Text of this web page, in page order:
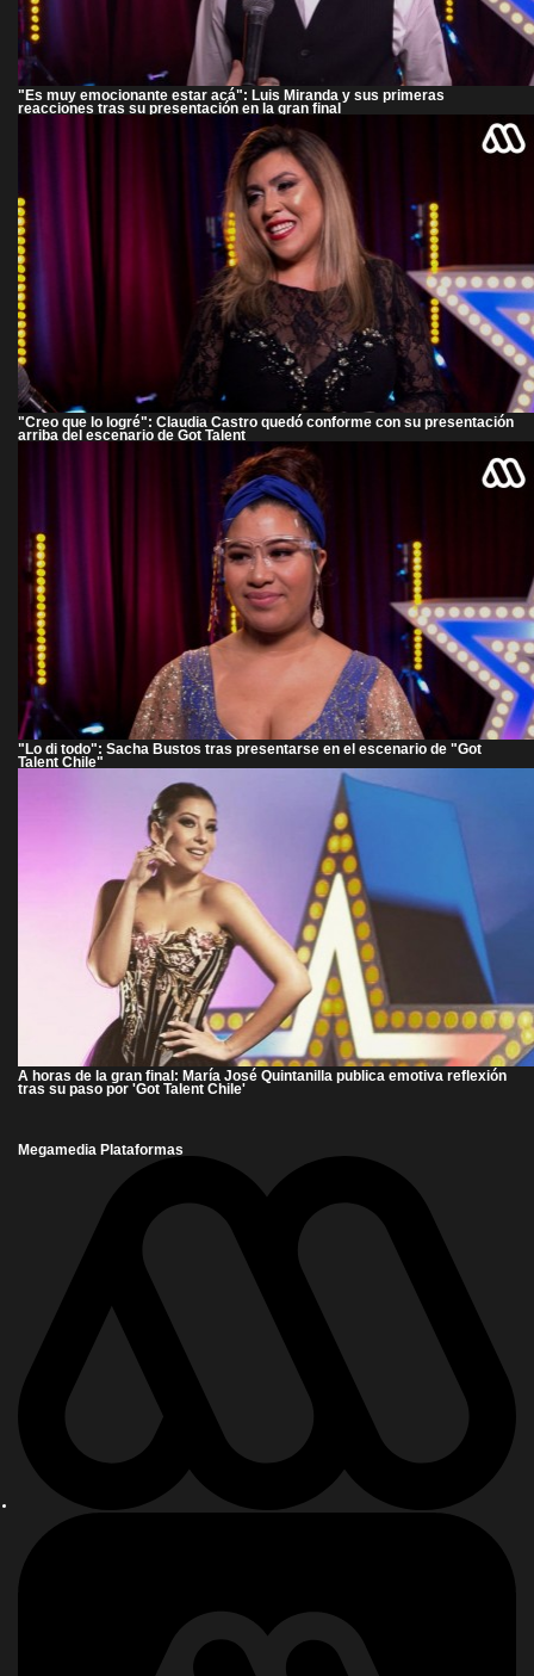
"Es muy emocionante estar acá": Luis Miranda y sus primeras
reacciones tras su presentación en la gran final
"Creo que lo logré": Claudia Castro quedó conforme con su presentación
arriba del escenario de Got Talent
"Lo di todo": Sacha Bustos tras presentarse en el escenario de "Got
Talent Chile"
A horas de la gran final: María José Quintanilla publica emotiva reflexión
tras su paso por 'Got Talent Chile'
Megamedia Plataformas